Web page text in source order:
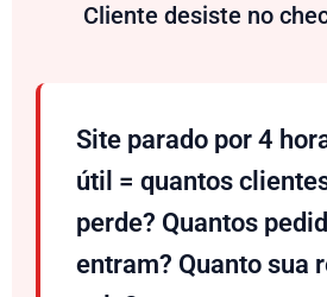
Cliente desiste no
Site parado por 4
útil = quantos
perde? Quantos
entram? Quanto sua